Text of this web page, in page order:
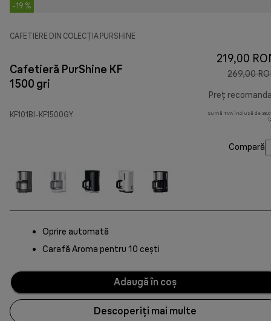
-19 %
CAFETIERE DIN COLECȚIA PURSHINE
Cafetieră PurShine KF
1500 gri
KF101BI-KF1500GY
219,00
269,00
Preț
Sumă TVA inclusă de
Compară
Oprire automată
Carafă Aroma pentru 10 cești
Adaugă în coș
Descoperiți mai multe